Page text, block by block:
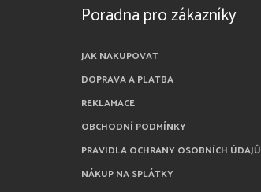
Poradna pro zákazníky
JAK NAKUPOVAT
DOPRAVA A PLATBA
REKLAMACE
OBCHODNÍ PODMÍNKY
PRAVIDLA OCHRANY OSOBNÍCH ÚDAJŮ
NÁKUP NA SPLÁTKY